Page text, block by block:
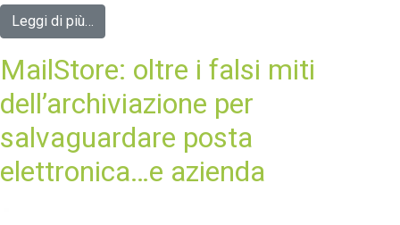
Leggi di più…
MailStore: oltre i falsi miti
dell’archiviazione per
salvaguardare posta
elettronica…e azienda